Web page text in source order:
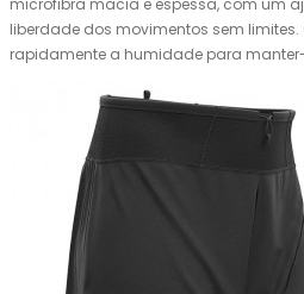
microfibra macia e espessa, com um
liberdade dos movimentos sem
rapidamente a humidade para